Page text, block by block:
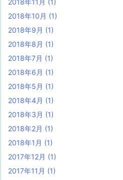
2018年11月 (1)
2018年10月 (1)
2018年9月 (1)
2018年8月 (1)
2018年7月 (1)
2018年6月 (1)
2018年5月 (1)
2018年4月 (1)
2018年3月 (1)
2018年2月 (1)
2018年1月 (1)
2017年12月 (1)
2017年11月 (1)